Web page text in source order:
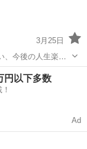
3月25日
、今後の人生楽し
ント内での配管工
事をしていま
経験
円以下多数
Ad